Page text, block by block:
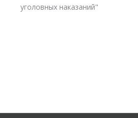
уголовных наказаний"